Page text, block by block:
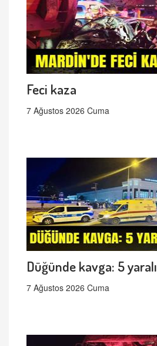
Feci kaza
7 Ağustos 2026 Cuma
Düğünde kavga: 5 yaralı
7 Ağustos 2026 Cuma